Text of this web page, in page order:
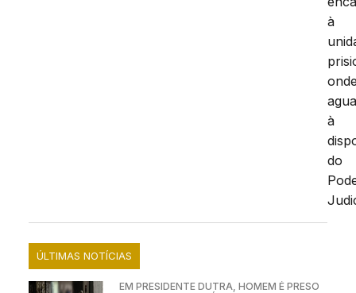
à
à
do
ÚLTIMAS NOTÍCIAS
EM PRESIDENTE DUTRA, HOMEM É PRESO